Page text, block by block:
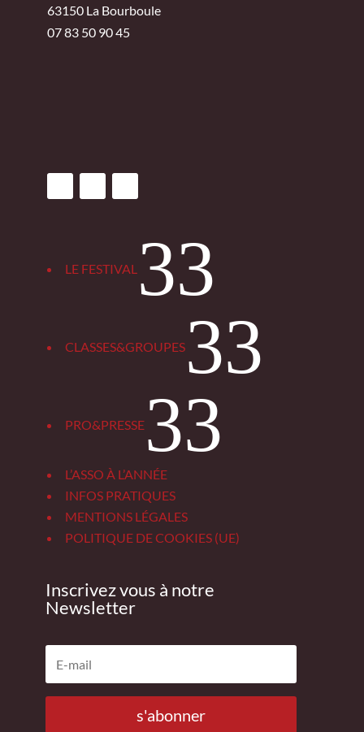
63150 La Bourboule
07 83 50 90 45
LE FESTIVAL 3
CLASSES&GROUPES 3
PRO&PRESSE 3
L’ASSO À L’ANNÉE
INFOS PRATIQUES
MENTIONS LÉGALES
POLITIQUE DE COOKIES (UE)
Inscrivez vous à notre
Newsletter
s'abonner